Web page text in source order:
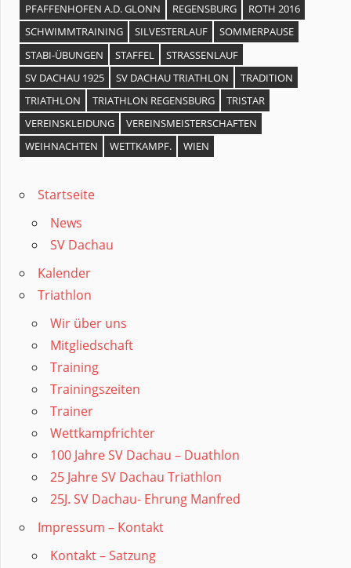
PFAFFENHOFEN A.D. GLONN
REGENSBURG
ROTH 2016
SCHWIMMTRAINING
SILVESTERLAUF
SOMMERPAUSE
STABI-ÜBUNGEN
STAFFEL
STRASSENLAUF
SV DACHAU 1925
SV DACHAU TRIATHLON
TRADITION
TRIATHLON
TRIATHLON REGENSBURG
TRISTAR
VEREINSKLEIDUNG
VEREINSMEISTERSCHAFTEN
WEIHNACHTEN
WETTKAMPF. WIEN
Startseite
News
SV Dachau
Kalender
Triathlon
Wir über uns
Mitgliedschaft
Training
Trainingszeiten
Trainer
Wettkampfrichter
100 Jahre SV Dachau – Duathlon
25 Jahre SV Dachau Triathlon
25J. SV Dachau- Ehrung Manfred
Impressum – Kontakt
Kontakt – Satzung